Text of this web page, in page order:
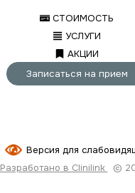
СТОИМОСТЬ
УСЛУГИ
АКЦИИ
Записаться на прием
Версия для
Разработано в Clinilink
©